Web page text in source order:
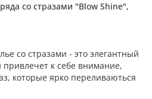
со стразами "Blow Shine",
со стразами - это элегантный
к себе внимание,
которые ярко переливаються